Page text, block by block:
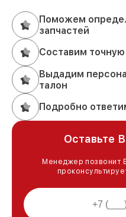
Поможем
запчастей
Составим
Выдадим
талон
Подробно
Оставьте
Менеджер позвонит